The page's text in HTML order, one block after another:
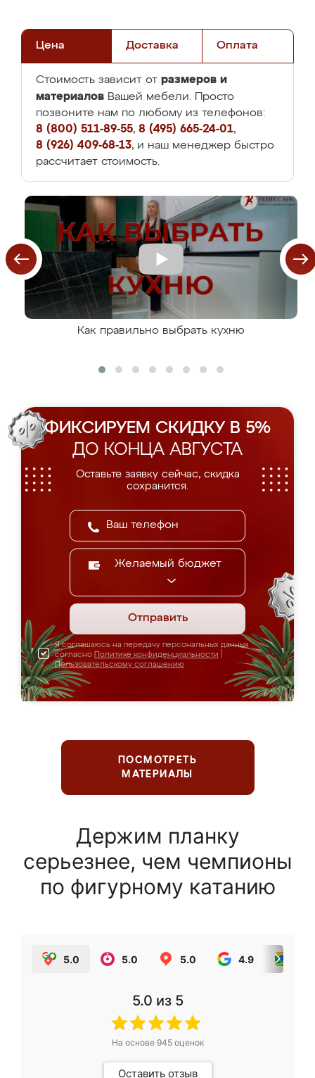
Цена Доставка Оплата
Стоимость зависит от размеров и
материалов Вашей мебели. Просто
позвоните нам по любому из телефонов:
8 (800) 511-89-55, 8 (495) 665-24-01,
8 (926) 409-68-13, и наш менеджер быстро
рассчитает стоимость.
Как правильно выбрать кухню
ФИКСИРУЕМ СКИДКУ В 5%
ДО КОНЦА АВГУСТА
Оставьте заявку сейчас, скидка
сохранится.
Желаемый бюджет
Отправить
Я соглашаюсь на передачу персональных данных
согласно Политике конфиденциальности
Пользовательскому соглашению
ПОСМОТРЕТЬ
МАТЕРИАЛЫ
Держим планку
серьезнее, чем чемпионы
по фигурному катанию
5.0 5.0 5.0 4.9
5.0 из 5
На основе 945оценок
Оставить отзыв